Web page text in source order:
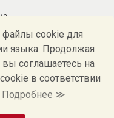
файлы cookie для
языка. Продолжая
вы соглашаетесь на
в соответствии
Подробнее ≫